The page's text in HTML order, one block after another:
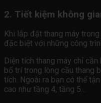
2. Tiết kiệm không
Khi lắp đặt thang máy
đặc biệt với những công
Diện tích thang máy chỉ
bố trí trong lòng cầu thang
tích. Ngoài ra bạn có thể
cao như tầng 4, tầng 5…